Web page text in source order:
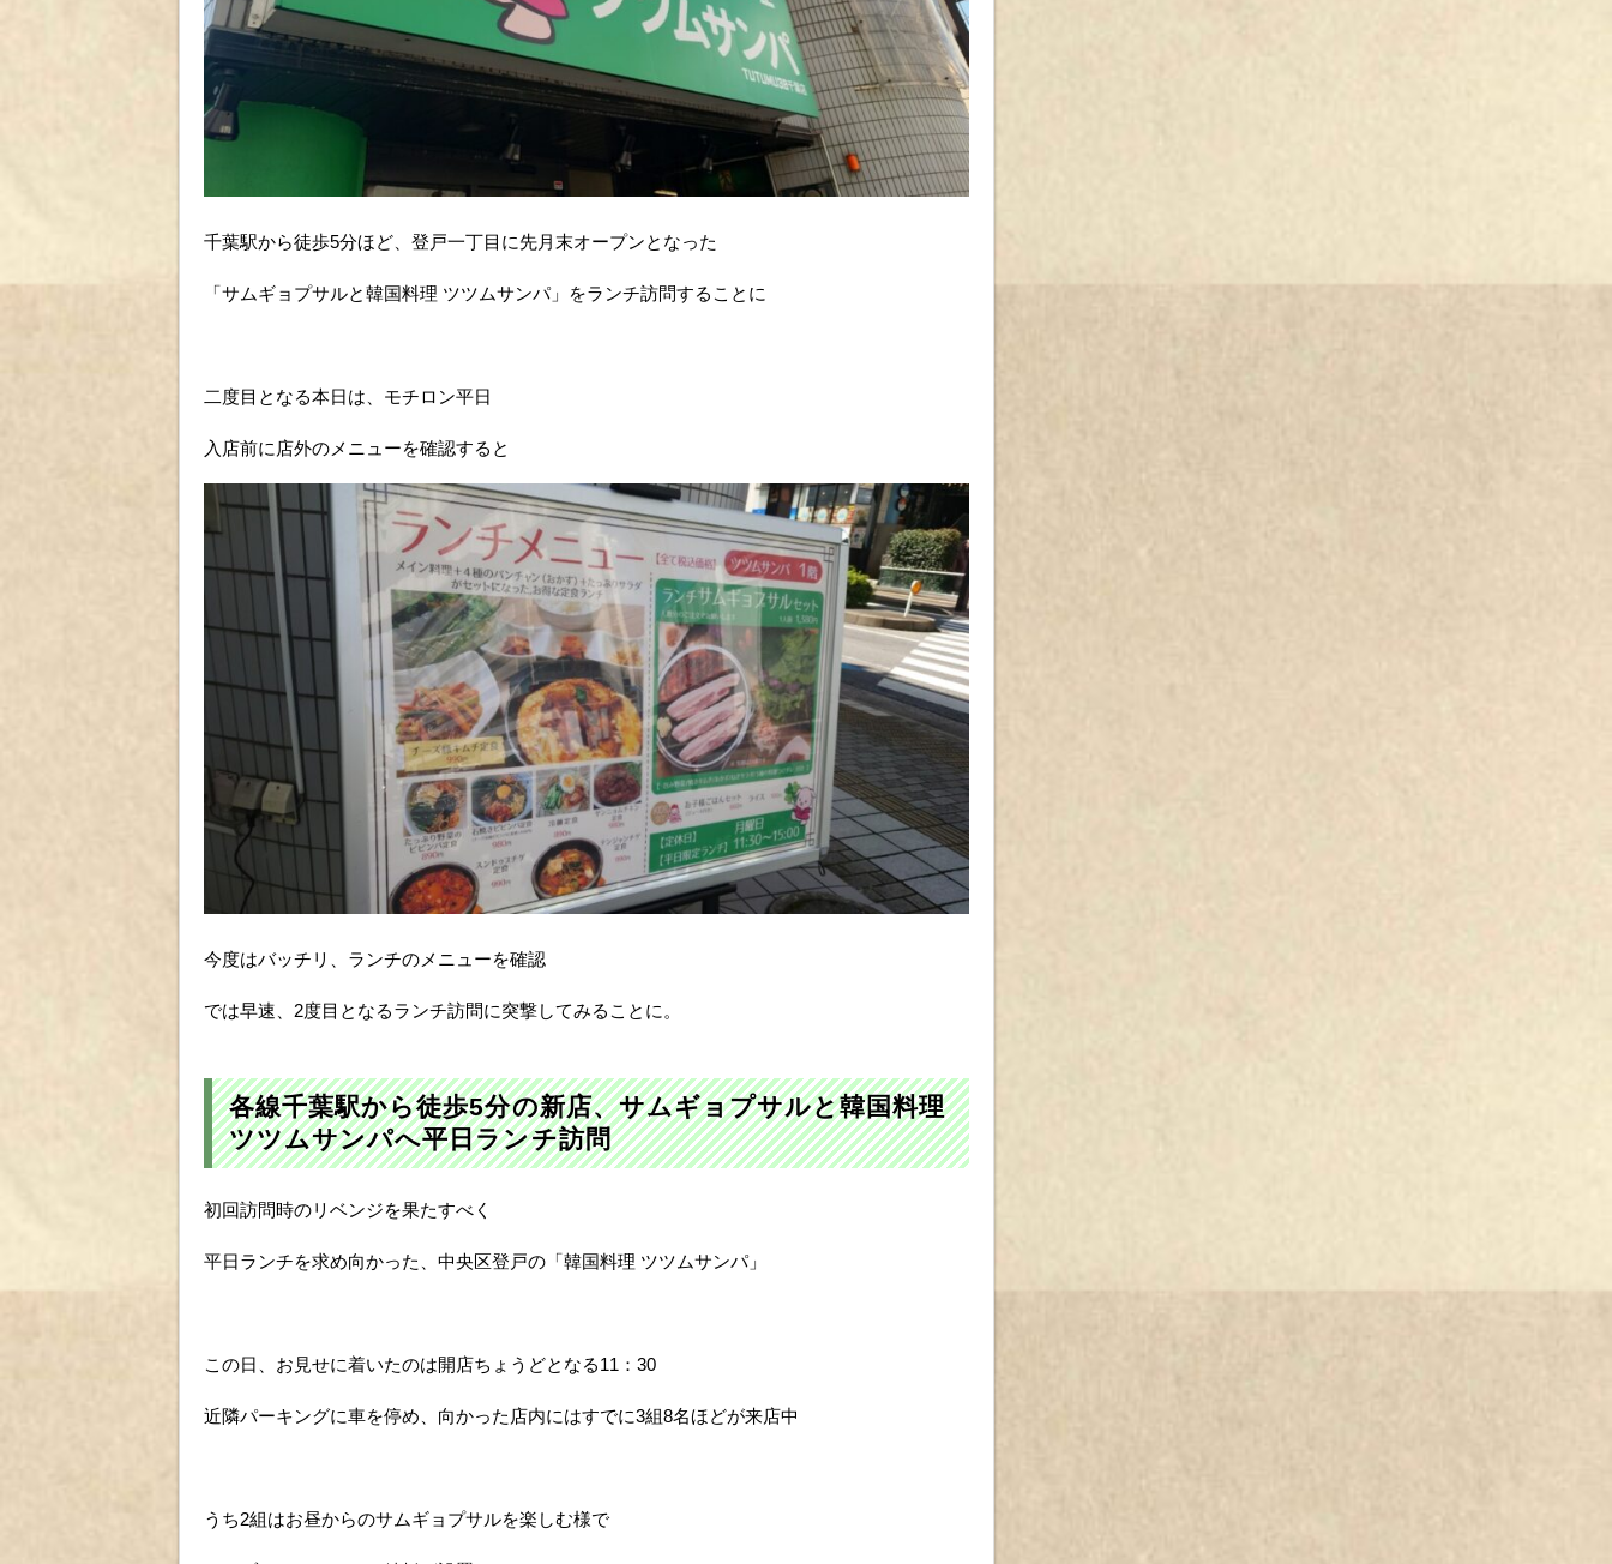
千葉駅から徒歩5分ほど、登戸一丁目に先月末オープンとなった
「サムギョプサルと韓国料理 ツツムサンパ」をランチ訪問することに
二度目となる本日は、モチロン平日
入店前に店外のメニューを確認すると
今度はバッチリ、ランチのメニューを確認
では早速、2度目となるランチ訪問に突撃してみることに。
各線千葉駅から徒歩5分の新店、サムギョプサルと韓国料理
ツツムサンパへ平日ランチ訪問
初回訪問時のリベンジを果たすべく
平日ランチを求め向かった、中央区登戸の「韓国料理 ツツムサンパ」
この日、お見せに着いたのは開店ちょうどとなる11：30
近隣パーキングに車を停め、向かった店内にはすでに3組8名ほどが来店中
うち2組はお昼からのサムギョプサルを楽しむ様で